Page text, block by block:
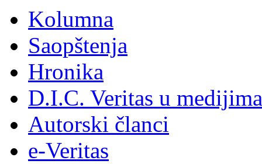
Kolumna
Saopštenja
Hronika
D.I.C. Veritas u medijima
Autorski članci
e-Veritas